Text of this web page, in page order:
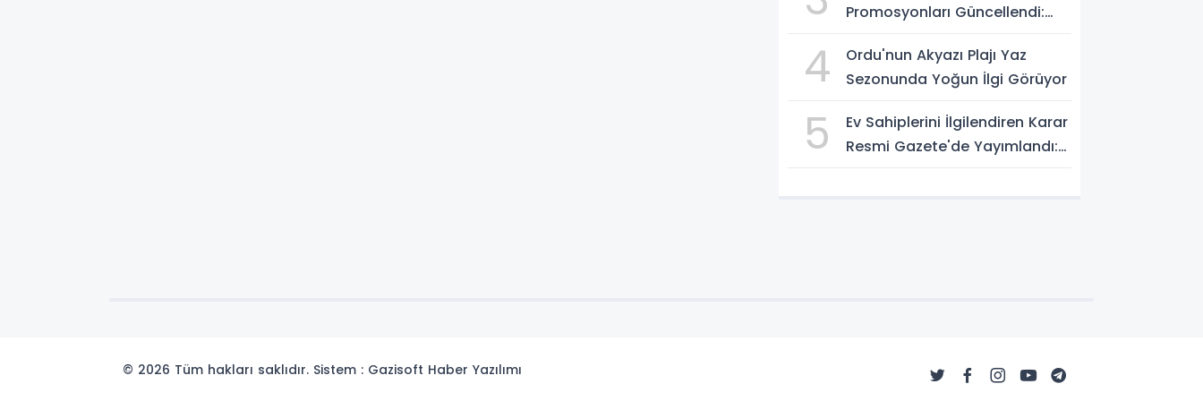
Promosyonları Güncellendi:
Belli Oldu
4
Ordu'nun Akyazı Plajı Yaz
Sezonunda Yoğun İlgi Görüyor
5
Ev Sahiplerini İlgilendiren Karar
Resmi Gazete'de Yayımlandı:
© 2026 Tüm hakları saklıdır. Sistem : Gazisoft Haber Yazılımı